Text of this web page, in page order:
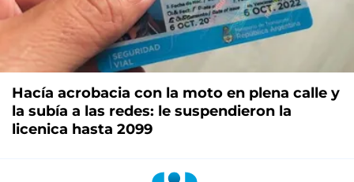
Hacía acrobacia con la moto en plena calle y
la subía a las redes: le suspendieron la
licenica hasta 2099